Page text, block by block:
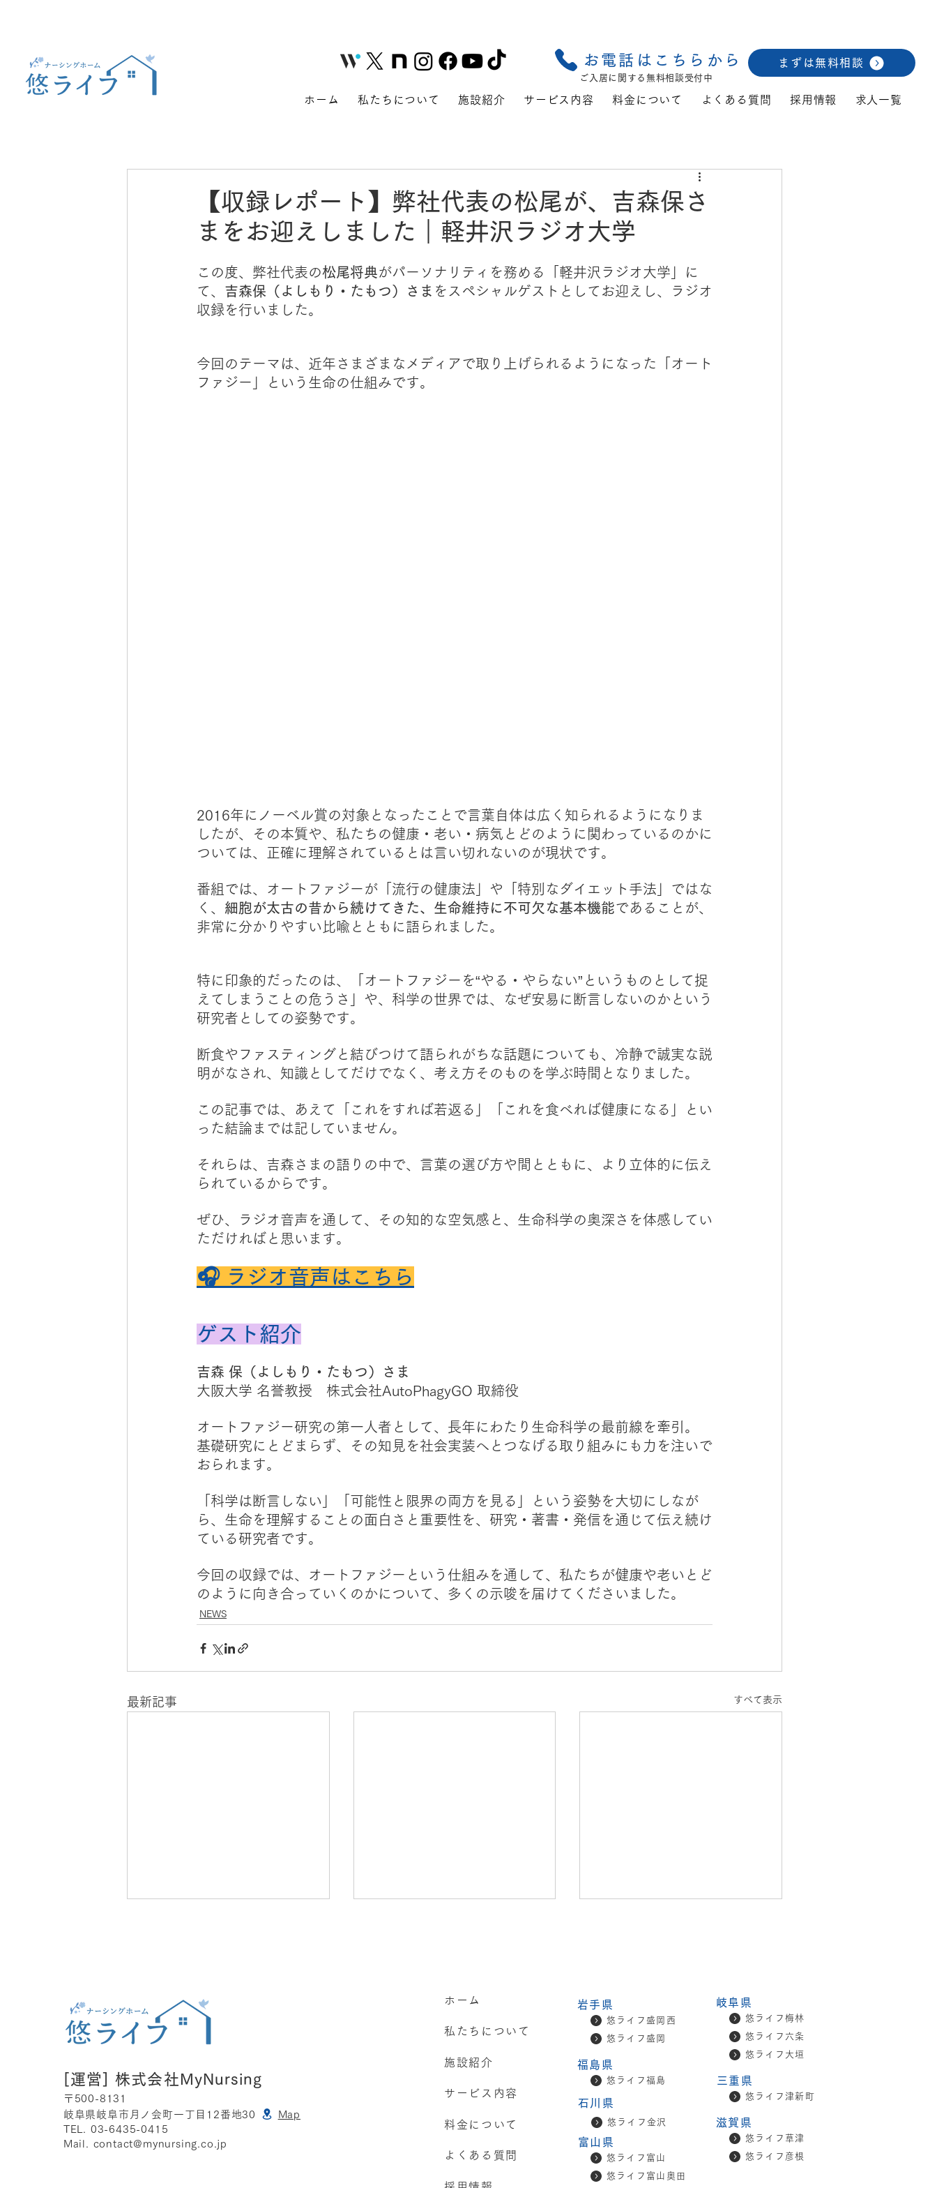
ご入居に関する無料相談受付中
まずは無料相談
お電話はこちらから
ホーム 私たちについて 施設紹介 サービス内容 料金について よくある質問 採用情報 求人一覧
【収録レポート】弊社代表の松尾が、吉森保さ
まをお迎えしました｜軽井沢ラジオ大学
この度、弊社代表の松尾将典がパーソナリティを務める「軽井沢ラジオ大学」に
て、 吉森保（よしもり・たもつ）さま をスペシャルゲストとしてお迎えし、ラジオ
収録を行いました。
今回のテーマは、近年さまざまなメディアで取り上げられるようになった「オート
ファジー」という生命の仕組みです。
2016年にノーベル賞の対象となったことで言葉自体は広く知られるようになりま
したが、その本質や、私たちの健康・老い・病気とどのように関わっているのかに
ついては、正確に理解されているとは言い切れないのが現状です。
番組では、オートファジーが「流行の健康法」や「特別なダイエット手法」ではな
く、 細胞が太古の昔から続けてきた、生命維持に不可欠な基本機能であることが、
非常に分かりやすい比喩とともに語られました。
特に印象的だったのは、「オートファジーを“やる・やらない”というものとして捉
えてしまうことの危うさ」や、科学の世界では、なぜ安易に断言しないのかという
研究者としての姿勢です。
断食やファスティングと結びつけて語られがちな話題についても、冷静で誠実な説
明がなされ、知識としてだけでなく、考え方そのものを学ぶ時間となりました。
この記事では、あえて「これをすれば若返る」「これを食べれば健康になる」とい
った結論までは記していません。
それらは、吉森さまの語りの中で、言葉の選び方や間とともに、より立体的に伝え
られているからです。
ぜひ、ラジオ音声を通して、その知的な空気感と、生命科学の奥深さを体感してい
ただければと思います。
🎧 ラジオ音声はこちら
ゲスト紹介
吉森 保（よしもり・たもつ）さま
大阪大学 名誉教授　株式会社AutoPhagyGO 取締役
オートファジー研究の第一人者として、長年にわたり生命科学の最前線を牽引。
基礎研究にとどまらず、その知見を社会実装へとつなげる取り組みにも力を注いで
おられます。
「科学は断言しない」「可能性と限界の両方を見る」という姿勢を大切にしなが
ら、生命を理解することの面白さと重要性を、研究・著書・発信を通じて伝え続け
ている研究者です。
今回の収録では、オートファジーという仕組みを通して、私たちが健康や老いとど
のように向き合っていくのかについて、多くの示唆を届けてくださいました。
NEWS
最新記事 すべて表示
SECURITY ACTION「一つ
当社が日本赤十字社へ寄付を
行い表彰されました！
フをご利用いただき、誠にありが
とうございます。 このたび、ナ
ーシングホーム悠ライフを運営し
ております「株式会社カインドラ
イフ」は、2026年4月1日付で
「株式会社My Nursing」へ社名
を変更いたしました。 これに伴
い、新たに 公式ホームページ を
開設いたしました。 なお、旧ホ
ームページも引き続きご利用いた
だけますが、今後は新ホームペー
[運営]株式会社MyNursing
〒500-8131
岐阜県岐阜市月ノ会町一丁目12番地30
Map
TEL. 03-6435-0415
Mail. contact@mynursing.co.jp
ホーム
私たちについて
施設紹介
サービス内容
料金について
よくある質問
岩手県
悠ライフ盛岡西
悠ライフ盛岡
三重県
悠ライフ津新町
福島県
悠ライフ福島
岐阜県
悠ライフ梅林
悠ライフ六条
悠ライフ大垣
石川県
悠ライフ金沢 滋賀県
悠ライフ草津
悠ライフ彦根
富山県
悠ライフ富山
悠ライフ富山奥田